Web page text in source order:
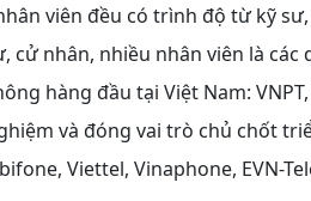
viên đều có trình độ từ kỹ
cử nhân, nhiều nhân viên là
hàng đầu tại Việt Nam: VNPT,
và đóng vai trò chủ chốt
Viettel, Vinaphone, EVN-